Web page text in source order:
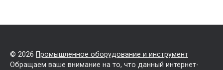
© 2026 Промышленное оборудование и инструмент
Обращаем ваше внимание на то, что данный интернет-